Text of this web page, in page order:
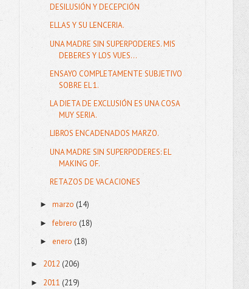
DESILUSIÓN Y DECEPCIÓN
ELLAS Y SU LENCERIA.
UNA MADRE SIN SUPERPODERES. MIS
DEBERES Y LOS VUES...
ENSAYO COMPLETAMENTE SUBJETIVO
SOBRE EL 1.
LA DIETA DE EXCLUSIÓN ES UNA COSA
MUY SERIA.
LIBROS ENCADENADOS MARZO.
UNA MADRE SIN SUPERPODERES: EL
MAKING OF.
RETAZOS DE VACACIONES
►marzo(14)
►febrero(18)
►enero(18)
► 2012 (206)
► 2011 (219)